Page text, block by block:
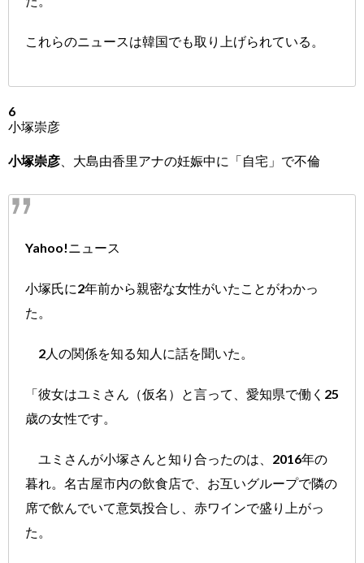
これらのニュースは韓国でも取り上げられている。
6
小塚崇彦
小塚崇彦 、大島由香里アナの妊娠中に「自宅」で不倫
Yahoo!ニュース
小塚氏に2年前から親密な女性がいたことがわかっ
た。
2人の関係を知る知人に話を聞いた。
「彼女はユミさん（仮名）と言って、愛知県で働く25
歳の女性です。
ユミさんが小塚さんと知り合ったのは、2016年の
暮れ。名古屋市内の飲食店で、お互いグループで隣の
席で飲んでいて意気投合し、赤ワインで盛り上がっ
た。